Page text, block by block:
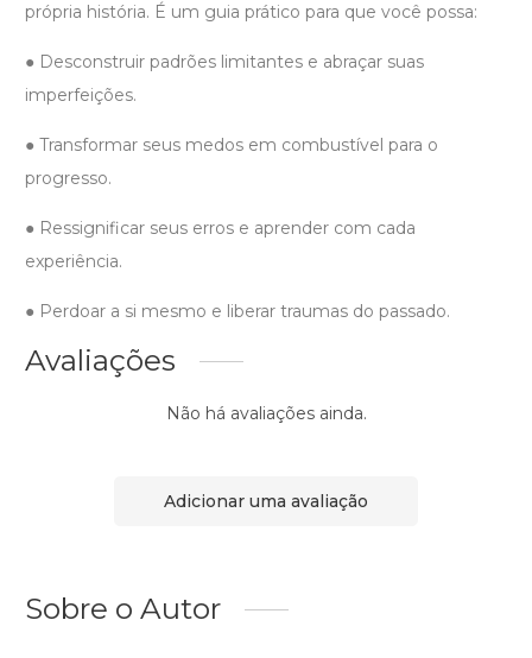
própria história. É um guia prático para que você possa:
● Desconstruir padrões limitantes e abraçar suas
imperfeições.
● Transformar seus medos em combustível para o
progresso.
● Ressignificar seus erros e aprender com cada
experiência.
● Perdoar a si mesmo e liberar traumas do passado.
Avaliações
Não há avaliações ainda.
Adicionar uma avaliação
Sobre o Autor